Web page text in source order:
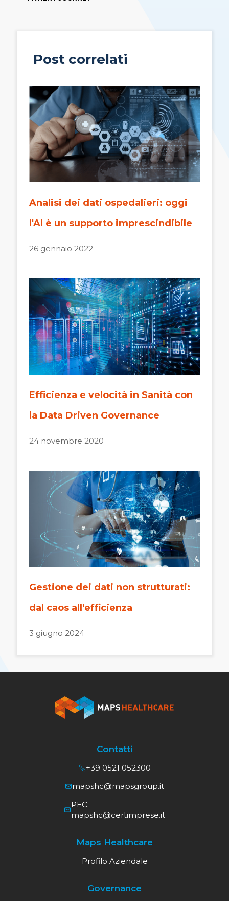
Post correlati
Analisi dei dati ospedalieri: oggi
l'AI è un supporto imprescindibile
26 gennaio 2022
Efficienza e velocità in Sanità con
la Data Driven Governance
24 novembre 2020
Gestione dei dati non strutturati:
dal caos all'efficienza
3 giugno 2024
Contatti
+39 0521 052300
mapshc@mapsgroup.it
PEC:
mapshc@certimprese.it
Maps Healthcare
Profilo Aziendale
Governance